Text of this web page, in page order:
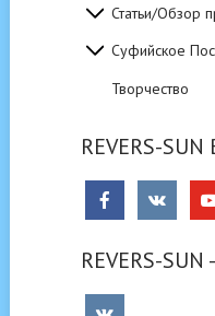
Статьи/Обзор
Суфийское
Творчество
REVERS-
REVERS-